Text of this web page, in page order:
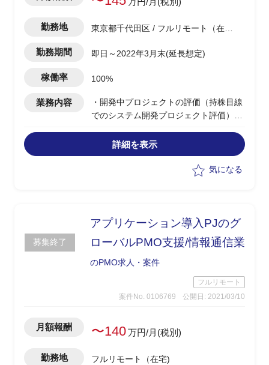
勤務地
東京都千代田区 / フルリモート（在
勤務期間 即日～2022年3月末(延長想定)
稼働率 100%
業務内容
・開発中プロジェクトの評価（持株目線
でのシステム開発プロジェクト評価）
計画、障害一覧、仕様書、プロジェクト
報告書）
詳細を表示
気になる
募集終了
アプリケーション導入PJのグ
ローバルPMO支援/情報通信業
のPMO求人・案件
フルリモート
案件No. 0106769
公開日: 2021/03/10
月額報酬 〜140万円/月(税別)
勤務地 フルリモート（在宅)